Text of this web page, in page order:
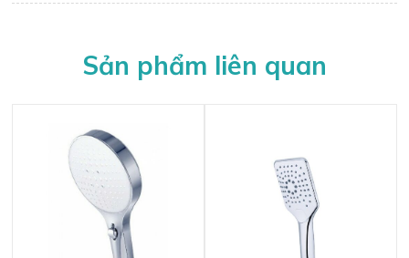
Sản phẩm liên quan